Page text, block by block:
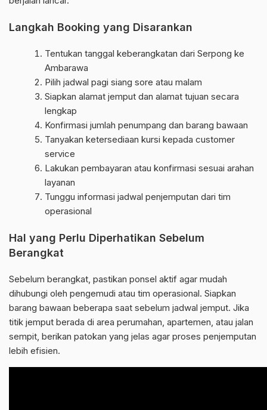
Langkah Booking yang Disarankan
Tentukan tanggal keberangkatan dari Serpong ke
Ambarawa
Pilih jadwal pagi siang sore atau malam
Siapkan alamat jemput dan alamat tujuan secara
lengkap
Konfirmasi jumlah penumpang dan barang bawaan
Tanyakan ketersediaan kursi kepada customer
service
Lakukan pembayaran atau konfirmasi sesuai arahan
layanan
Tunggu informasi jadwal penjemputan dari tim
operasional
Hal yang Perlu Diperhatikan Sebelum
Berangkat
Sebelum berangkat, pastikan ponsel aktif agar mudah
dihubungi oleh pengemudi atau tim operasional. Siapkan
barang bawaan beberapa saat sebelum jadwal jemput. Jika
titik jemput berada di area perumahan, apartemen, atau jalan
sempit, berikan patokan yang jelas agar proses penjemputan
lebih efisien.